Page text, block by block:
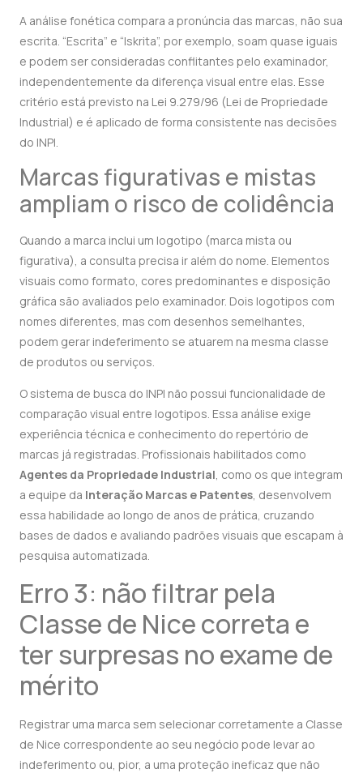
A análise fonética compara a pronúncia das marcas, não sua
escrita. “Escrita” e “Iskrita”, por exemplo, soam quase iguais
e podem ser consideradas conflitantes pelo examinador,
independentemente da diferença visual entre elas. Esse
critério está previsto na Lei 9.279/96 (Lei de Propriedade
Industrial) e é aplicado de forma consistente nas decisões
do INPI.
Marcas figurativas e mistas
ampliam o risco de colidência
Quando a marca inclui um logotipo (marca mista ou
figurativa), a consulta precisa ir além do nome. Elementos
visuais como formato, cores predominantes e disposição
gráfica são avaliados pelo examinador. Dois logotipos com
nomes diferentes, mas com desenhos semelhantes,
podem gerar indeferimento se atuarem na mesma classe
de produtos ou serviços.
O sistema de busca do INPI não possui funcionalidade de
comparação visual entre logotipos. Essa análise exige
experiência técnica e conhecimento do repertório de
marcas já registradas. Profissionais habilitados como
Agentes da Propriedade Industrial, como os que integram
a equipe da Interação Marcas e Patentes, desenvolvem
essa habilidade ao longo de anos de prática, cruzando
bases de dados e avaliando padrões visuais que escapam à
pesquisa automatizada.
Erro 3: não filtrar pela
Classe de Nice correta e
ter surpresas no exame de
mérito
Registrar uma marca sem selecionar corretamente a Classe
de Nice correspondente ao seu negócio pode levar ao
indeferimento ou, pior, a uma proteção ineficaz que não